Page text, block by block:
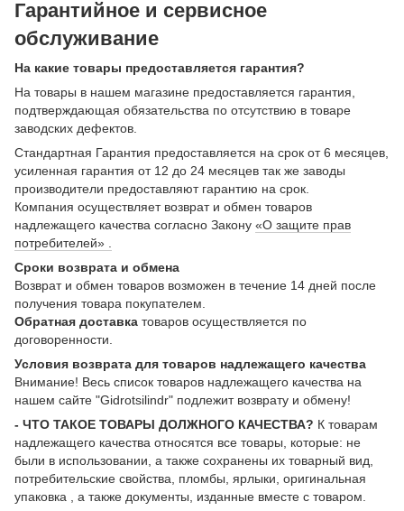
Гарантийное и сервисное
обслуживание
На какие товары предоставляется гарантия?
На товары в нашем магазине предоставляется гарантия,
подтверждающая обязательства по отсутствию в товаре
заводских дефектов.
Стандартная Гарантия предоставляется на срок от 6 месяцев,
усиленная гарантия от 12 до 24 месяцев так же заводы
производители предоставляют гарантию на срок.
Компания осуществляет возврат и обмен товаров
надлежащего качества согласно Закону «О защите прав
потребителей» .
Сроки возврата и обмена
Возврат и обмен товаров возможен в течение 14 дней после
получения товара покупателем.
Обратная доставка товаров осуществляется по
договоренности.
Условия возврата для товаров надлежащего качества
Внимание! Весь список товаров надлежащего качества на
нашем сайте "Gidrotsilindr" подлежит возврату и обмену!
- ЧТО ТАКОЕ ТОВАРЫ ДОЛЖНОГО КАЧЕСТВА? К товарам
надлежащего качества относятся все товары, которые: не
были в использовании, а также сохранены их товарный вид,
потребительские свойства, пломбы, ярлыки, оригинальная
упаковка , а также документы, изданные вместе с товаром.